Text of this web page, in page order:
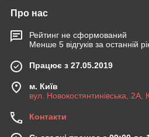
Про нас
Рейтинг не сформований
Менше 5 відгуків за останній
Працює з 27.05.2019
м. Київ
вул. Новокостянтинівська, 2А,
Контакти